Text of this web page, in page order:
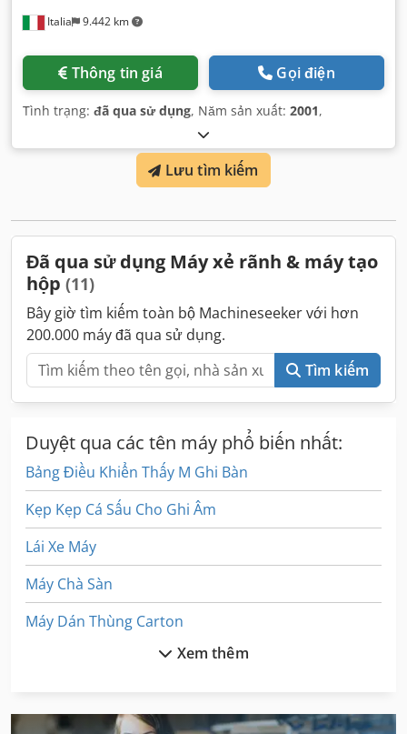
Italia 9.442 km
Thông tin giá Gọi điện
Tình trạng: đã qua sử dụng, Năm sản xuất: 2001,
Lưu tìm kiếm
Đã qua sử dụng Máy xẻ rãnh & máy tạo
hộp (11)
Bây giờ tìm kiếm toàn bộ Machineseeker với hơn
200.000 máy đã qua sử dụng.
Tìm kiếm
Duyệt qua các tên máy phổ biến nhất:
Bảng Điều Khiển Thấy M Ghi Bàn
Kẹp Kẹp Cá Sấu Cho Ghi Âm
Lái Xe Máy
Máy Chà Sàn
Máy Dán Thùng Carton
Xem thêm